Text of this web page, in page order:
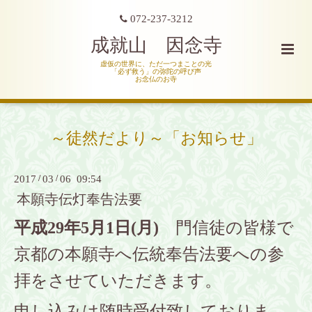
072-237-3212
成就山 因念寺
虚仮の世界に、ただ一つまことの光
「必ず救う」の弥陀の呼び声
お念仏のお寺
～徒然だより～「お知らせ」
2017 /03 /06 09:54
本願寺伝灯奉告法要
平成29年5月1日(月) 門信徒の皆様で
京都の本願寺へ伝統奉告法要への参
拝をさせていただきます。